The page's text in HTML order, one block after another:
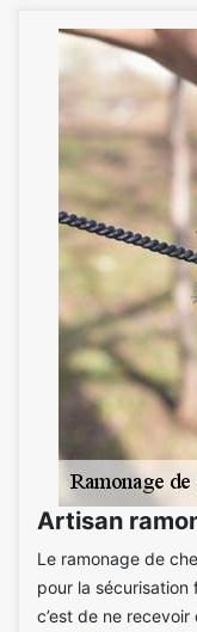
Artisan
Le ramonage de
pour la
c’est de ne